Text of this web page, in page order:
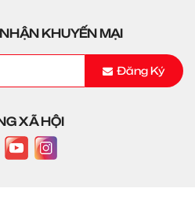
KHUYẾN MẠI
Đăng Ký
XÃ HỘI